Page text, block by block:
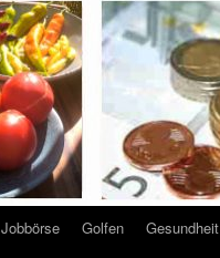
Jobbörse Golfen Gesundheit